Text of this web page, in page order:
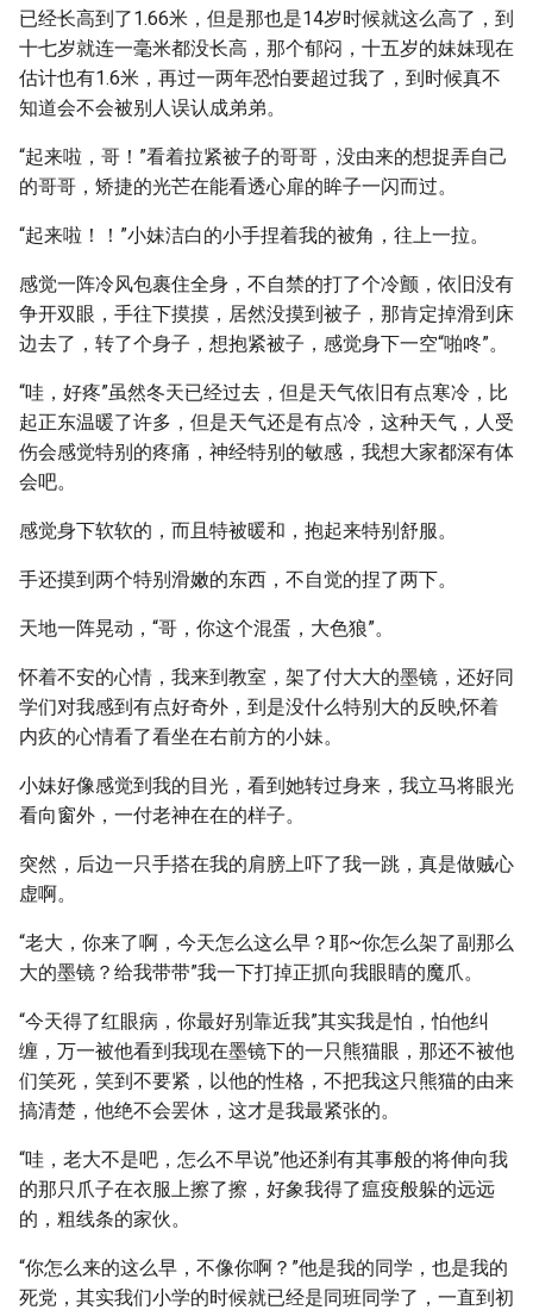
已经长高到了1.66米，但是那也是14岁时候就这么高了，到
十七岁就连一毫米都没长高，那个郁闷，十五岁的妹妹现在
估计也有1.6米，再过一两年恐怕要超过我了，到时候真不
知道会不会被别人误认成弟弟。
“起来啦，哥！”看着拉紧被子的哥哥，没由来的想捉弄自己
的哥哥，矫捷的光芒在能看透心扉的眸子一闪而过。
“起来啦！！”小妹洁白的小手捏着我的被角，往上一拉。
感觉一阵冷风包裹住全身，不自禁的打了个冷颤，依旧没有
争开双眼，手往下摸摸，居然没摸到被子，那肯定掉滑到床
边去了，转了个身子，想抱紧被子，感觉身下一空“啪咚”。
“哇，好疼”虽然冬天已经过去，但是天气依旧有点寒冷，比
起正东温暖了许多，但是天气还是有点冷，这种天气，人受
伤会感觉特别的疼痛，神经特别的敏感，我想大家都深有体
会吧。
感觉身下软软的，而且特被暖和，抱起来特别舒服。
手还摸到两个特别滑嫩的东西，不自觉的捏了两下。
天地一阵晃动，“哥，你这个混蛋，大色狼”。
怀着不安的心情，我来到教室，架了付大大的墨镜，还好同
学们对我感到有点好奇外，到是没什么特别大的反映,怀着
内疚的心情看了看坐在右前方的小妹。
小妹好像感觉到我的目光，看到她转过身来，我立马将眼光
看向窗外，一付老神在在的样子。
突然，后边一只手搭在我的肩膀上吓了我一跳，真是做贼心
虚啊。
“老大，你来了啊，今天怎么这么早？耶~你怎么架了副那么
大的墨镜？给我带带”我一下打掉正抓向我眼睛的魔爪。
“今天得了红眼病，你最好别靠近我”其实我是怕，怕他纠
缠，万一被他看到我现在墨镜下的一只熊猫眼，那还不被他
们笑死，笑到不要紧，以他的性格，不把我这只熊猫的由来
搞清楚，他绝不会罢休，这才是我最紧张的。
“哇，老大不是吧，怎么不早说”他还刹有其事般的将伸向我
的那只爪子在衣服上擦了擦，好象我得了瘟疫般躲的远远
的，粗线条的家伙。
“你怎么来的这么早，不像你啊？”他是我的同学，也是我的
死党，其实我们小学的时候就已经是同班同学了，一直到初